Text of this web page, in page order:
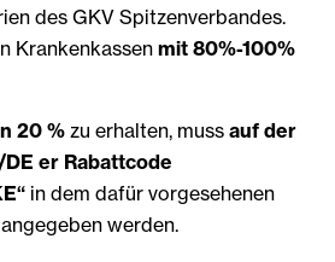
des GKV Spitzenverbandes.
Krankenkassen mit 80%-100%
20 %zu erhalten, muss auf der
er Rabattcode
in dem dafür vorgesehenen
werden.